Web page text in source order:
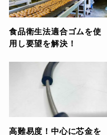
食品衛生法適合ゴムを使
用し要望を解決！
高難易度！中心に芯金を